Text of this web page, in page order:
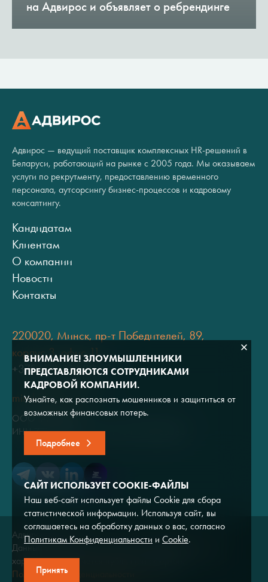
на Адвирос и объявляет о ребрендинге
Адвирос — ведущий поставщик комплексных HR-решений в
Беларуси, работающий на рынке с 2005 года. Мы оказываем
услуги по рекрутменту, предоставлению временного
персонала, аутсорсингу бизнес-процессов и кадровому
консалтингу.
Кандидатам
Клиентам
О компании
Новости
Контакты
220020, Минск, пр-т Победителей, 89,
корпус 3, офис 11
+375 (17) 334 80 07
minsk@adviros.by
ООО "Адвирос"
ИНН 7714572528 / ОГРН 1047796766380
Адвирос © 2026
Данный сайт носит исключительно информационный
характер и не является публичной офертой.
Политика конфиденциальности
ВНИМАНИЕ! ЗЛОУМЫШЛЕННИКИ
ПРЕДСТАВЛЯЮТСЯ СОТРУДНИКАМИ
КАДРОВОЙ КОМПАНИИ.
Узнайте, как распознать мошенников и защититься от
возможных финансовых потерь.
Подробнее
САЙТ ИСПОЛЬЗУЕТ COOKIE-ФАЙЛЫ
Наш веб-сайт использует файлы Cookie для сбора
статистической информации. Используя сайт, вы
соглашаетесь на обработку данных о вас, согласно
Политикам Конфиденциальности и Cookie.
Принять